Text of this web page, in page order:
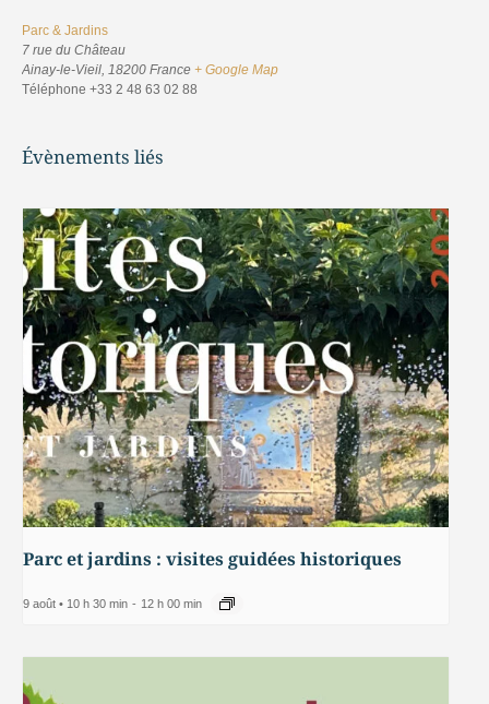
Parc & Jardins
7 rue du Château
Ainay-le-Vieil 18200 France + Google Map
Téléphone +33 2 48 63 02 88
Évènements liés
Parc et jardins : visites guidées historiques
9 août • 10 h 30 min - 12 h 00 min